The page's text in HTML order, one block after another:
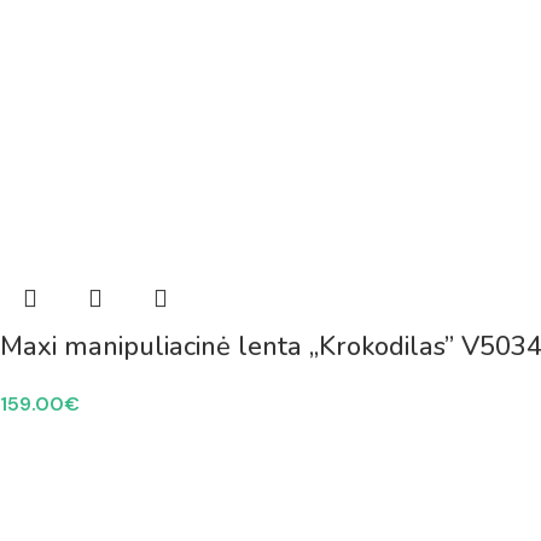
Maxi manipuliacinė lenta „Krokodilas”
159.00€